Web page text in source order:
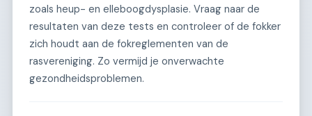
zoals heup- en elleboogdysplasie. Vraag naar de
resultaten van deze tests en controleer of de fokker
zich houdt aan de fokreglementen van de
rasvereniging. Zo vermijd je onverwachte
gezondheidsproblemen.